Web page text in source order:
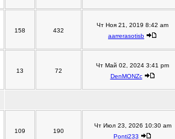
158 432
Чт Ноя 21, 2019 8:42 am
aarrerasotisb
13 72
Чт Май 02, 2024 3:41 pm
DenMONZc
109 190
Чт Июл 23, 2026 10:30 am
Ponti233